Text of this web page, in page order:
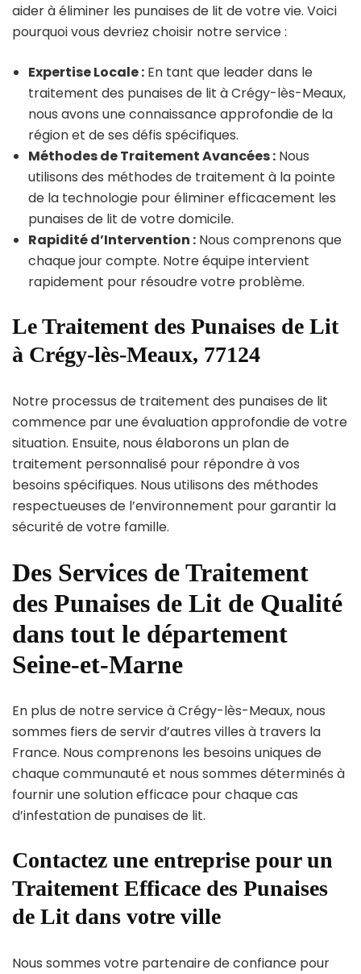
aider à éliminer les punaises de lit de votre vie. Voici
pourquoi vous devriez choisir notre service :
Expertise Locale : En tant que leader dans le
traitement des punaises de lit à Crégy-lès-Meaux,
nous avons une connaissance approfondie de la
région et de ses défis spécifiques.
Méthodes de Traitement Avancées : Nous
utilisons des méthodes de traitement à la pointe
de la technologie pour éliminer efficacement les
punaises de lit de votre domicile.
Rapidité d’Intervention : Nous comprenons que
chaque jour compte. Notre équipe intervient
rapidement pour résoudre votre problème.
Le Traitement des Punaises de Lit
à Crégy-lès-Meaux, 77124
Notre processus de traitement des punaises de lit
commence par une évaluation approfondie de votre
situation. Ensuite, nous élaborons un plan de
traitement personnalisé pour répondre à vos
besoins spécifiques. Nous utilisons des méthodes
respectueuses de l’environnement pour garantir la
sécurité de votre famille.
Des Services de Traitement
des Punaises de Lit de Qualité
dans tout le département
Seine-et-Marne
En plus de notre service à Crégy-lès-Meaux, nous
sommes fiers de servir d’autres villes à travers la
France. Nous comprenons les besoins uniques de
chaque communauté et nous sommes déterminés à
fournir une solution efficace pour chaque cas
d’infestation de punaises de lit.
Contactez une entreprise pour un
Traitement Efficace des Punaises
de Lit dans votre ville
Nous sommes votre partenaire de confiance pour